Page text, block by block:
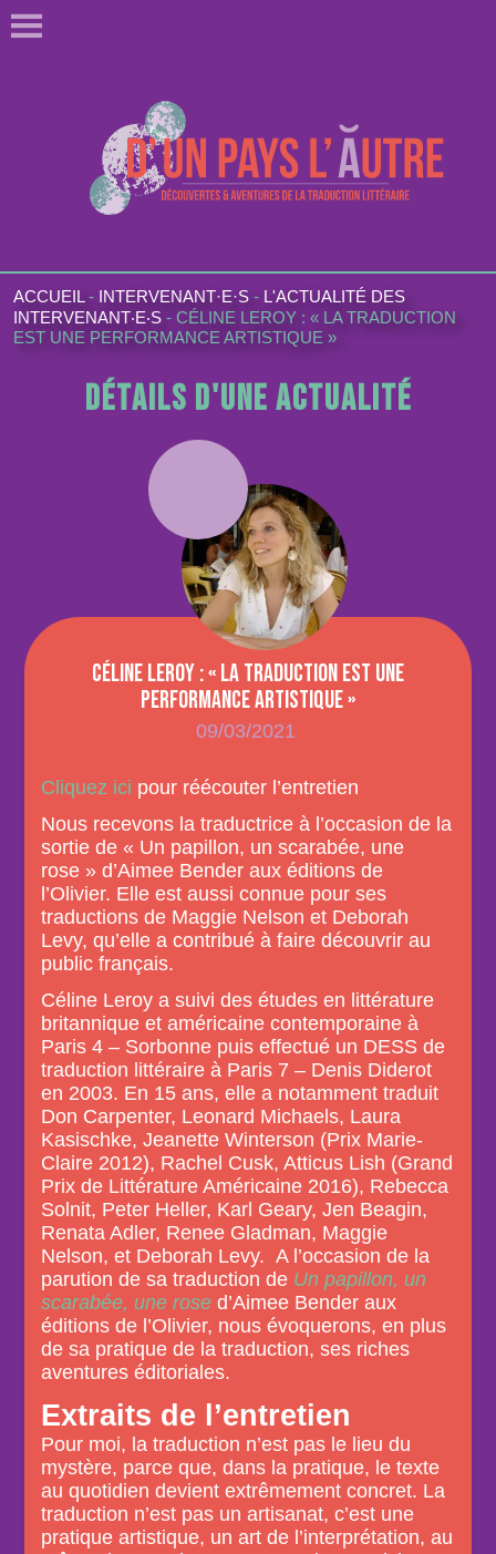
ACCUEIL- INTERVENANT·E·S - L'ACTUALITÉ DES
INTERVENANT‧E‧S - CÉLINE LEROY : « LA TRADUCTION
EST UNE PERFORMANCE ARTISTIQUE »
Détails d'une actualité
Céline Leroy : « La traduction est une
performance artistique »
09/03/2021
Cliquez ici pour réécouter l’entretien
Nous recevons la traductrice à l’occasion de la
sortie de « Un papillon, un scarabée, une
rose » d’Aimee Bender aux éditions de
l’Olivier. Elle est aussi connue pour ses
traductions de Maggie Nelson et Deborah
Levy, qu’elle a contribué à faire découvrir au
public français.
Céline Leroy a suivi des études en littérature
britannique et américaine contemporaine à
Paris 4 – Sorbonne puis effectué un DESS de
traduction littéraire à Paris 7 – Denis Diderot
en 2003. En 15 ans, elle a notamment traduit
Don Carpenter, Leonard Michaels, Laura
Kasischke, Jeanette Winterson (Prix Marie-
Claire 2012), Rachel Cusk, Atticus Lish (Grand
Prix de Littérature Américaine 2016), Rebecca
Solnit, Peter Heller, Karl Geary, Jen Beagin,
Renata Adler, Renee Gladman, Maggie
Nelson, et Deborah Levy. A l’occasion de la
parution de sa traduction de Un papillon, un
scarabée, une rose d’Aimee Bender aux
éditions de l’Olivier, nous évoquerons, en plus
de sa pratique de la traduction, ses riches
aventures éditoriales.
Extraits de l’entretien
Pour moi, la traduction n’est pas le lieu du
mystère, parce que, dans la pratique, le texte
au quotidien devient extrêmement concret. La
traduction n’est pas un artisanat, c’est une
pratique artistique, un art de l’interprétation, au